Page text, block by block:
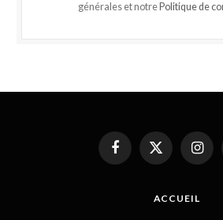
générales et notre Politique de
FacebookX
ACCUEIL